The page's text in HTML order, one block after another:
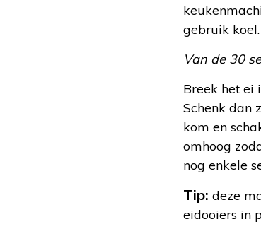
gebruik
Van de 30
Breek het ei
Schenk dan
kom en
omhoog
nog enkele
Tip: deze
eidooiers in